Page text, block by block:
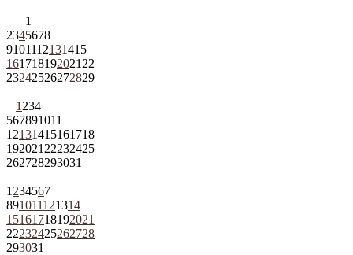
1
2345678
9101112131415
161718192021 22
23242526272829
1 234
567891011
12131415161718
192021 22232425
262728293031
1 234567
891011121314
15161718192021
22232425262728
293031